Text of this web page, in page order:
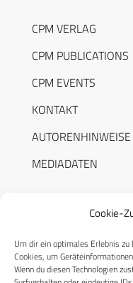
Cookie-
Um dir ein optimales Erlebnis
Cookies, um
Wenn du diesen Technologien
CPM VERLAG
CPM PUBLICATIONS
CPM EVENTS
KONTAKT
AUTORENHINWEISE
MEDIADATEN
RECHTLICHES